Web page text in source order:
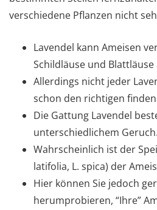
verschiedene Pflanzen nicht
Lavendel kann Ameisen
Schildläuse und Blattläuse
Allerdings nicht jeder
schon den richtigen
Die Gattung Lavendel
unterschiedlichem Geruch.
Wahrscheinlich ist der
latifolia, L. spica) der
Hier können Sie jedoch
herumprobieren, “Ihre”